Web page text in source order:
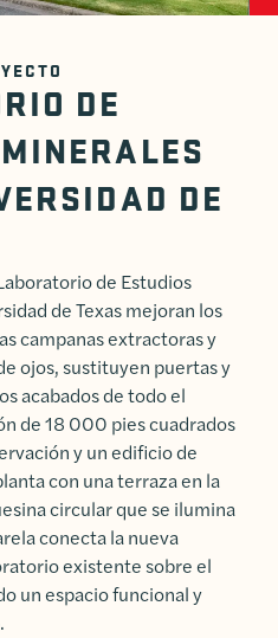
DE
DE
de Estudios
de Texas mejoran los
campanas extractoras y
ojos, sustituyen puertas y
acabados de todo el
de 18 000 pies cuadrados
y un edificio de
con una terraza en la
circular que se ilumina
conecta la nueva
existente sobre el
un espacio funcional y